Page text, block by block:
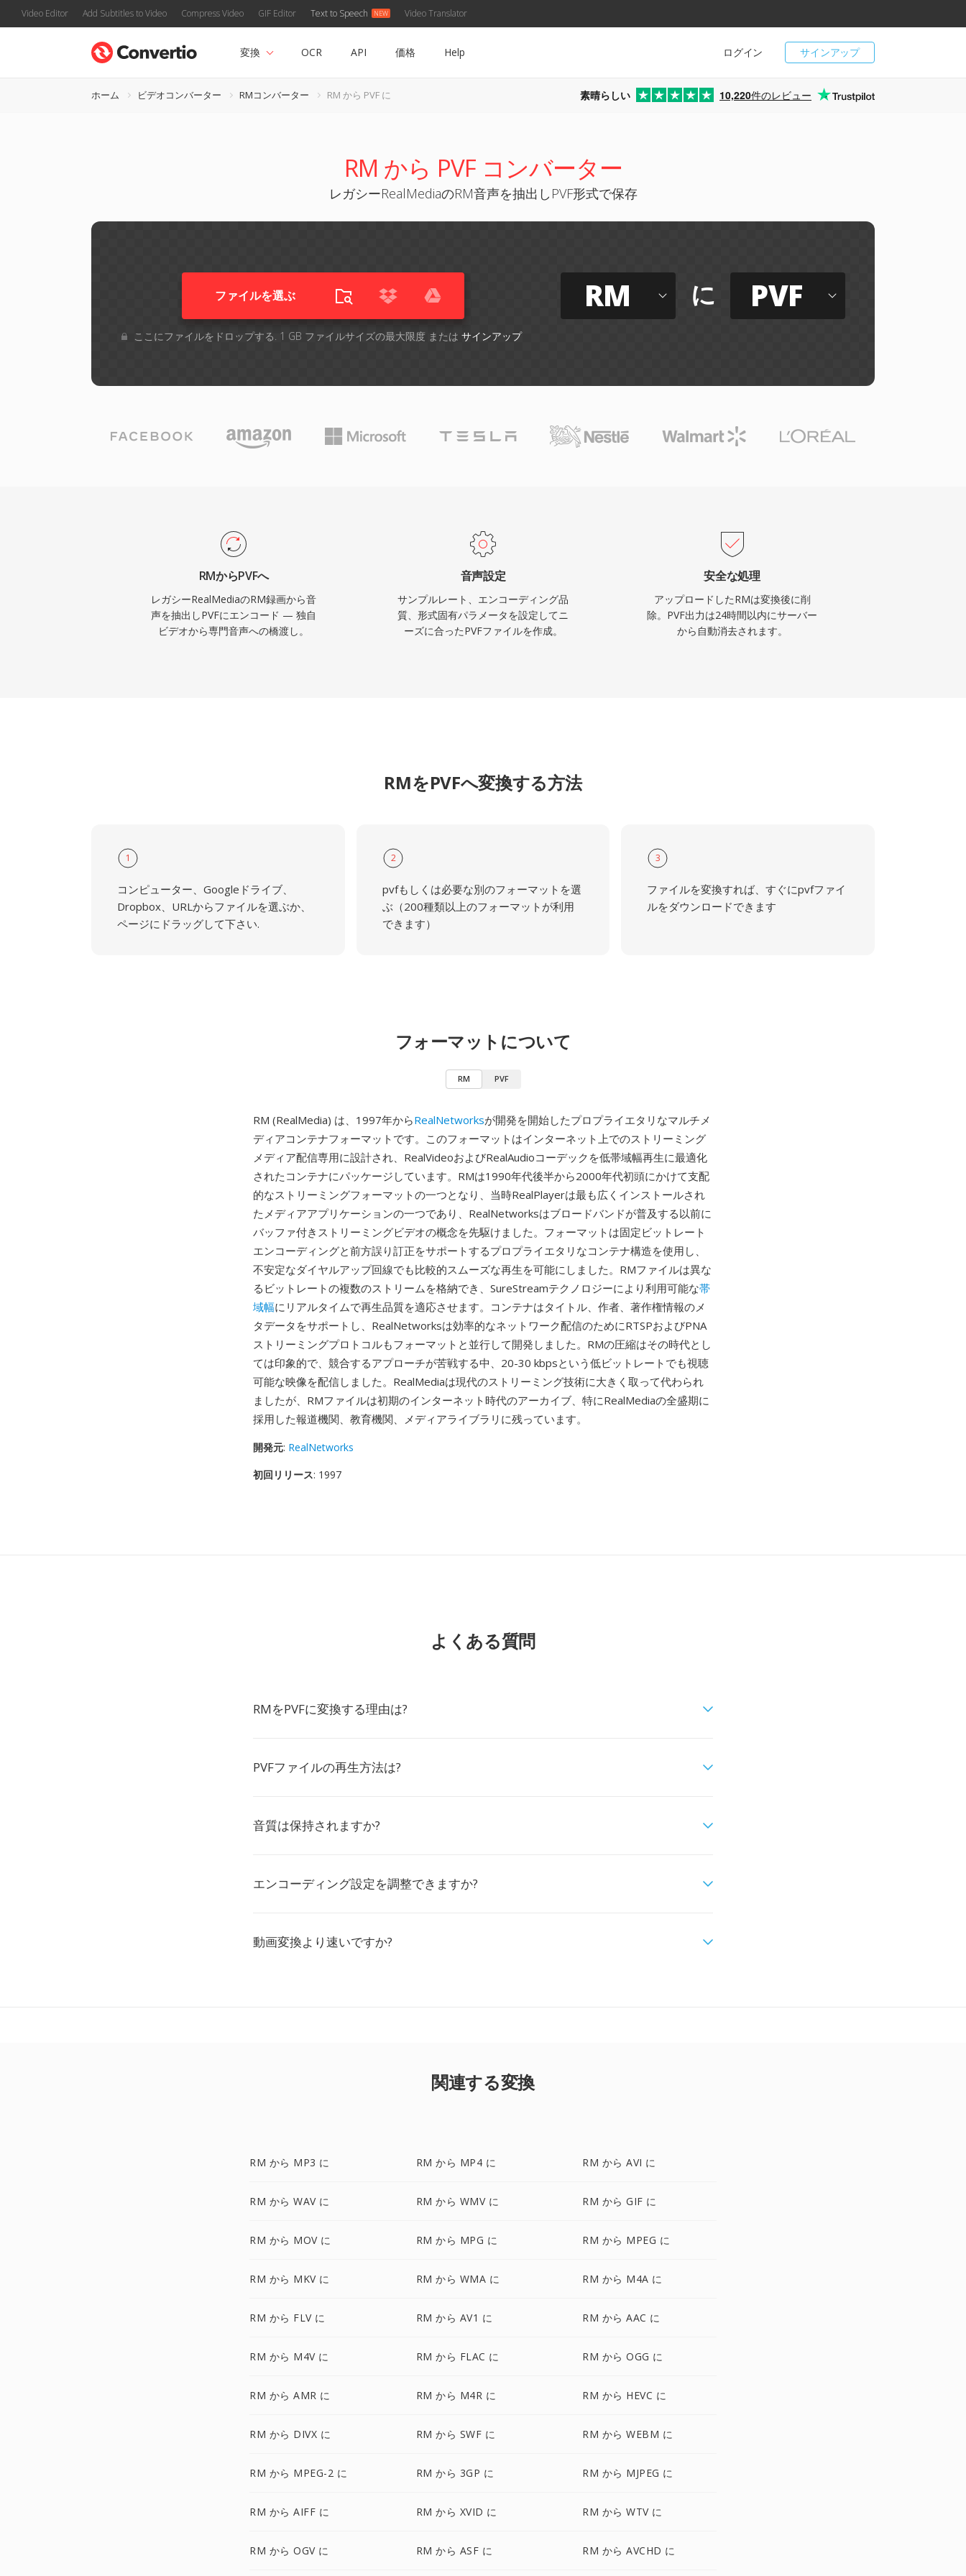
Video Editor Add Subtitles to Video Compress Video GIF Editor Text to Speech Video Translator
サインアップ
ログイン
変換 OCR API 価格 Help
ホーム ビデオコンバーター RMコンバーター RM から PVF に 素晴らしい 10,220件のレビュー
RM から PVF コンバーター
レガシーRealMediaのRM音声を抽出しPVF形式で保存
ファイルを選ぶ
ここにファイルをドロップする. 1 GB ファイルサイズの最大限度 または サインアップ
RM に PVF
RMからPVFへ
レガシーRealMediaのRM録画から音
声を抽出しPVFにエンコード — 独自
ビデオから専門音声への橋渡し。
音声設定
サンプルレート、エンコーディング品
質、形式固有パラメータを設定してニ
ーズに合ったPVFファイルを作成。
安全な処理
アップロードしたRMは変換後に削
除。PVF出力は24時間以内にサーバー
から自動消去されます。
RMをPVFへ変換する方法
1
コンピューター、Googleドライブ、
Dropbox、URLからファイルを選ぶか、
ページにドラッグして下さい.
2
pvfもしくは必要な別のフォーマットを選
ぶ（200種類以上のフォーマットが利用
できます）
3
ファイルを変換すれば、すぐにpvfファイ
ルをダウンロードできます
フォーマットについて
RM PVF
RM (RealMedia) は、1997年からRealNetworksが開発を開始したプロプライエタリなマルチメ
ディアコンテナフォーマットです。このフォーマットはインターネット上でのストリーミング
メディア配信専用に設計され、RealVideoおよびRealAudioコーデックを低帯域幅再生に最適化
されたコンテナにパッケージしています。RMは1990年代後半から2000年代初頭にかけて支配
的なストリーミングフォーマットの一つとなり、当時RealPlayerは最も広くインストールされ
たメディアアプリケーションの一つであり、RealNetworksはブロードバンドが普及する以前に
バッファ付きストリーミングビデオの概念を先駆けました。フォーマットは固定ビットレート
エンコーディングと前方誤り訂正をサポートするプロプライエタリなコンテナ構造を使用し、
不安定なダイヤルアップ回線でも比較的スムーズな再生を可能にしました。RMファイルは異な
るビットレートの複数のストリームを格納でき、SureStreamテクノロジーにより利用可能な帯
域幅にリアルタイムで再生品質を適応させます。コンテナはタイトル、作者、著作権情報のメ
タデータをサポートし、RealNetworksは効率的なネットワーク配信のためにRTSPおよびPNA
ストリーミングプロトコルもフォーマットと並行して開発しました。RMの圧縮はその時代とし
ては印象的で、競合するアプローチが苦戦する中、20-30 kbpsという低ビットレートでも視聴
可能な映像を配信しました。RealMediaは現代のストリーミング技術に大きく取って代わられ
ましたが、RMファイルは初期のインターネット時代のアーカイブ、特にRealMediaの全盛期に
採用した報道機関、教育機関、メディアライブラリに残っています。
開発元: RealNetworks
初回リリース: 1997
よくある質問
RMをPVFに変換する理由は?
PVFファイルの再生方法は?
音質は保持されますか?
エンコーディング設定を調整できますか?
動画変換より速いですか?
関連する変換
RM から MP3 に RM から MP4 に RM から AVI に
RM から WAV に RM から WMV に RM から GIF に
RM から MOV に RM から MPG に RM から MPEG に
RM から MKV に RM から WMA に RM から M4A に
RM から FLV に RM から AV1 に RM から AAC に
RM から M4V に RM から FLAC に RM から OGG に
RM から AMR に RM から M4R に RM から HEVC に
RM から DIVX に RM から SWF に RM から WEBM に
RM から MPEG-2 に RM から 3GP に RM から MJPEG に
RM から AIFF に RM から XVID に RM から WTV に
RM から OGV に RM から ASF に RM から AVCHD に